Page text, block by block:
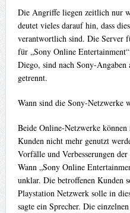
Die Angriffe liegen zeitlich nur
deutet vieles darauf hin, dass
verantwortlich sind. Die Server
für „Sony Online
Diego, sind nach Sony-
getrennt.
Wann sind die Sony-Netzwerke
Beide Online-Netzwerke
Kunden nicht mehr genutzt
Vorfälle und Verbesserungen
Wann „Sony Online
unklar. Die betroffenen Kunden
Playstation Netzwerk solle in
sagte ein Sprecher. Die